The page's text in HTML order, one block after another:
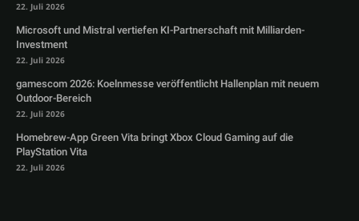
22. Juli 2026
Microsoft und Mistral vertiefen KI-Partnerschaft mit Milliarden-
Investment
22. Juli 2026
gamescom 2026: Koelnmesse veröffentlicht Hallenplan mit neuem
Outdoor-Bereich
22. Juli 2026
Homebrew-App Green Vita bringt Xbox Cloud Gaming auf die
PlayStation Vita
22. Juli 2026